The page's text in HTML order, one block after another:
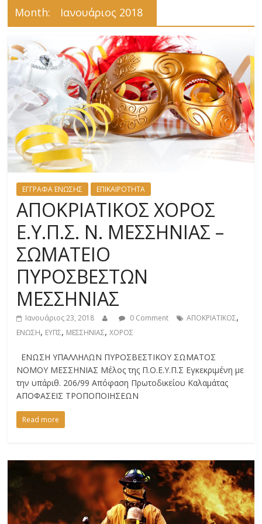
Month: Ιανουάριος 2018
ΕΓΓΡΑΦΑ ΕΝΩΣΗΣ ΕΠΙΚΑΙΡΟΤΗΤΑ
ΑΠΟΚΡΙΑΤΙΚΟΣ ΧΟΡΟΣ
Ε.Υ.Π.Σ. Ν. ΜΕΣΣΗΝΙΑΣ –
ΣΩΜΑΤΕΙΟ
ΠΥΡΟΣΒΕΣΤΩΝ
ΜΕΣΣΗΝΙΑΣ
Ιανουάριος 23, 2018 0 Comment ΑΠΟΚΡΙΑΤΙΚΟΣ,
ΕΝΩΣΗ, ΕΥΠΣ, ΜΕΣΣΗΝΙΑΣ,ΧΟΡΟΣ
ΕΝΩΣΗ ΥΠΑΛΛΗΛΩΝ ΠΥΡΟΣΒΕΣΤΙΚΟΥ ΣΩΜΑΤΟΣ
ΝΟΜΟΥ ΜΕΣΣΗΝΙΑΣ Μέλος της Π.Ο.Ε.Υ.Π.Σ Εγκεκριμένη με
την υπ΄αριθ. 206/99 Απόφαση Πρωτοδικείου Καλαμάτας
ΑΠΟΦΑΣΕΙΣ ΤΡΟΠΟΠΟΙΗΣΕΩΝ
Read more